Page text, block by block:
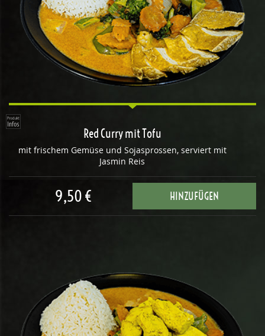
Red Curry mit Tofu
mit frischem Gemüse und Sojasprossen, serviert mit
Jasmin Reis
9,50 € HINZUFÜGEN